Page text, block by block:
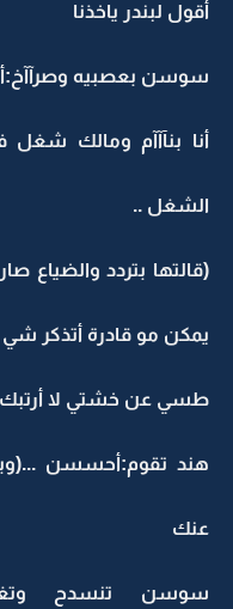
أقول لبندر ياخذنا
سوسن بعصبيه
أنا بنآآآم ومالك شغل
الشغل ..
(قالتها بتردد والضياع
يمكن مو قادرة أتذكر شي
طسي عن خشتي لا أرتبك
هند تقوم:أحسسن
عنك
سوسن تنسدح